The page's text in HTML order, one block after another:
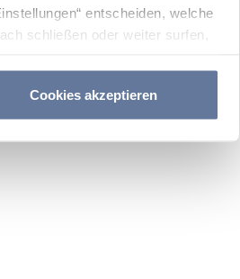
entscheiden, welche
schließen oder weiter surfen,
Cookies akzeptieren